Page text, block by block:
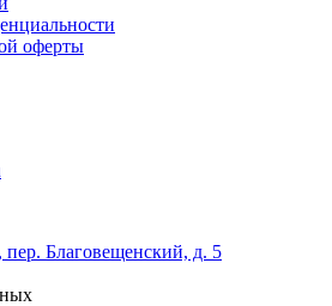
оферты
пер. Благовещенский, д. 5